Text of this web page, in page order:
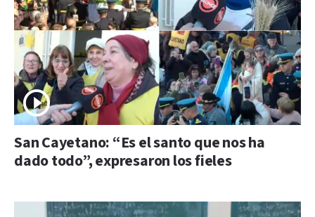
San Cayetano: “Es el santo que nos ha
dado todo”, expresaron los fieles